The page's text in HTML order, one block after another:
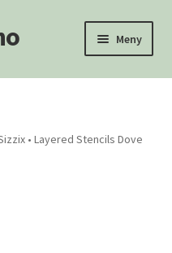
Meny
• Layered Stencils Dove